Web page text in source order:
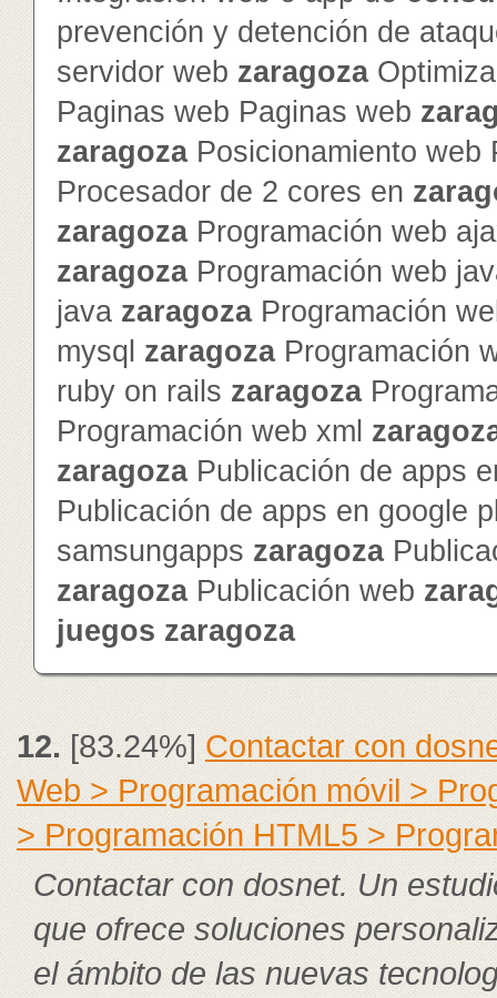
prevención y detención de
servidor web zaragoza
Paginas web Paginas web
zaragozaPosicionamiento web
Procesador de 2 cores en
zaragozaProgramación web
zaragozaProgramación web
java zaragozaProgramación
mysql zaragozaProgramación
ruby on rails zaragoza
Programación web xml
zaragozaPublicación de apps
Publicación de apps en google
samsungapps zaragoza
zaragozaPublicación web
juegos zaragoza
12.[83.24%]Contactar con
Web > Programación móvil >
> Programación HTML5 >
Contactar con dosnet. Un
que ofrece soluciones
el ámbito de las nuevas